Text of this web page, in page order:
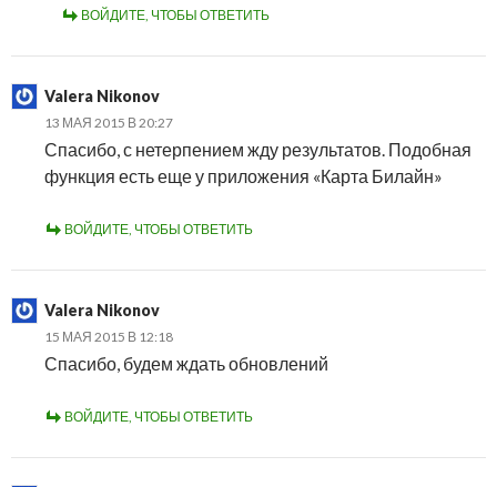
ВОЙДИТЕ, ЧТОБЫ ОТВЕТИТЬ
Valera Nikonov
13 МАЯ 2015 В 20:27
Спасибо, с нетерпением жду результатов. Подобная
функция есть еще у приложения «Карта Билайн»
ВОЙДИТЕ, ЧТОБЫ ОТВЕТИТЬ
Valera Nikonov
15 МАЯ 2015 В 12:18
Спасибо, будем ждать обновлений
ВОЙДИТЕ, ЧТОБЫ ОТВЕТИТЬ